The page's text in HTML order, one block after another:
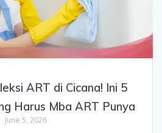
ART di Cicana! Ini 5
Harus Mba ART Punya
June 5, 2026